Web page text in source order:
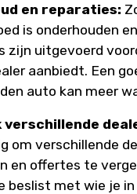
en reparaties:
is onderhouden
zijn uitgevoerd
aanbiedt. Een
auto kan meer
verschillende
om verschillende
en offertes te
beslist met wie je in